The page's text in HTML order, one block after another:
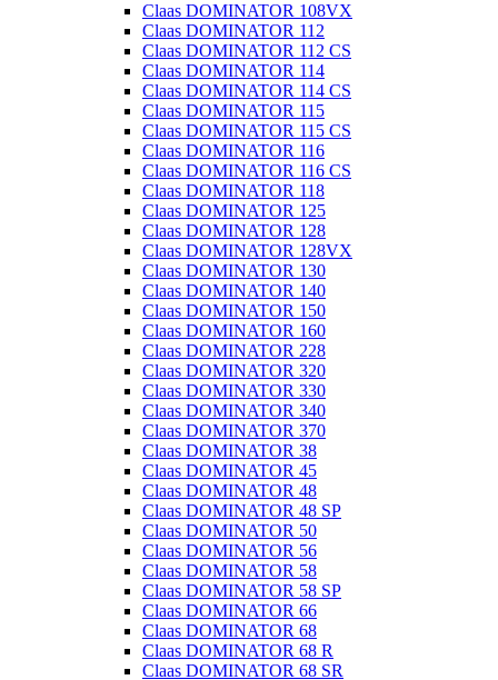
Claas DOMINATOR 108VX
Claas DOMINATOR 112
Claas DOMINATOR 112 CS
Claas DOMINATOR 114
Claas DOMINATOR 114 CS
Claas DOMINATOR 115
Claas DOMINATOR 115 CS
Claas DOMINATOR 116
Claas DOMINATOR 116 CS
Claas DOMINATOR 118
Claas DOMINATOR 125
Claas DOMINATOR 128
Claas DOMINATOR 128VX
Claas DOMINATOR 130
Claas DOMINATOR 140
Claas DOMINATOR 150
Claas DOMINATOR 160
Claas DOMINATOR 228
Claas DOMINATOR 320
Claas DOMINATOR 330
Claas DOMINATOR 340
Claas DOMINATOR 370
Claas DOMINATOR 38
Claas DOMINATOR 45
Claas DOMINATOR 48
Claas DOMINATOR 48 SP
Claas DOMINATOR 50
Claas DOMINATOR 56
Claas DOMINATOR 58
Claas DOMINATOR 58 SP
Claas DOMINATOR 66
Claas DOMINATOR 68
Claas DOMINATOR 68 R
Claas DOMINATOR 68 SR